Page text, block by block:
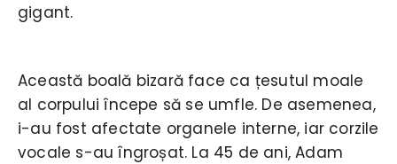
gigant.
Această boală bizară face ca țesutul moale
al corpului începe să se umfle. De asemenea,
i-au fost afectate organele interne, iar corzile
vocale s-au îngroșat. La 45 de ani, Adam